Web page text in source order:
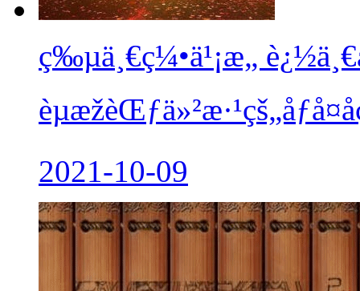
ç‰µä¸€ç¼•ä¹¡æ„
2021-10-09